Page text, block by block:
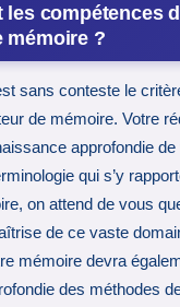
compétences
mémoire ?
sans conteste le
de mémoire. Votre
approfondie
qui s’y
on attend de vous
de ce vaste
mémoire devra
des méthodes